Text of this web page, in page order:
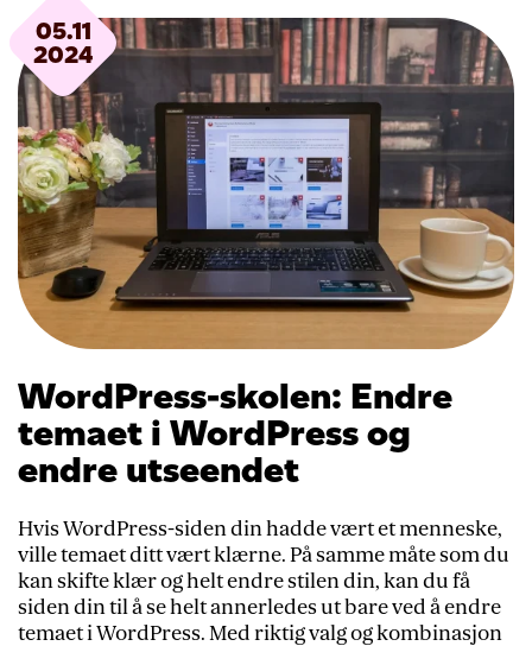
WordPress-skolen: Endre
temaet i WordPress og
endre utseendet
Hvis WordPress-siden din hadde vært et menneske,
ville temaet ditt vært klærne. På samme måte som du
kan skifte klær og helt endre stilen din, kan du få
siden din til å se helt annerledes ut bare ved å endre
temaet i WordPress. Med riktig valg og kombinasjon
05.11
2024